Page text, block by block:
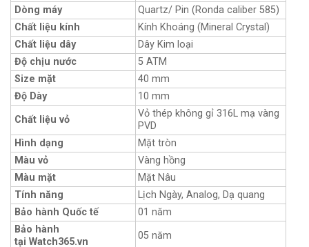
Dòng máy
Quartz/ Pin (Ronda caliber 585)
Chất liệu kính
Kính Khoáng (Mineral Crystal)
Chất liệu dây
Dây Kim loại
Độ chịu nước
5 ATM
Size mặt
40 mm
Độ Dày
10 mm
Chất liệu vỏ
Vỏ thép không gỉ 316L mạ vàng
PVD
Hình dạng
Mặt tròn
Màu vỏ
Vàng hồng
Màu mặt
Mặt Nâu
Tính năng
Lịch Ngày, Analog, Dạ quang
Bảo hành Quốc tế
01 năm
Bảo hành
tại Watch365.vn
05 năm